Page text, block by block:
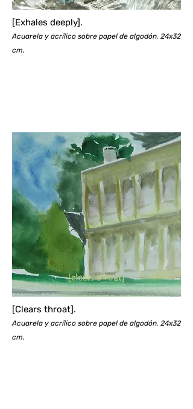
[Exhales deeply].
Acuarela y acrílico sobre papel de algodón, 24x32
cm.
[Clears throat].
Acuarela y acrílico sobre papel de algodón, 24x32
cm.